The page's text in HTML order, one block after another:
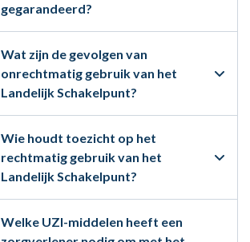
gegarandeerd?
Wat zijn de gevolgen van
onrechtmatig gebruik van het
Landelijk Schakelpunt?
Wie houdt toezicht op het
rechtmatig gebruik van het
Landelijk Schakelpunt?
Welke UZI-middelen heeft een